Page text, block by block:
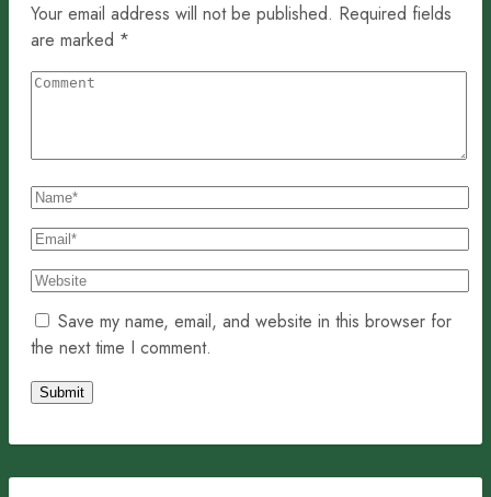
Your email address will not be published. Required fields
are marked *
Save my name, email, and website in this browser for
the next time I comment.